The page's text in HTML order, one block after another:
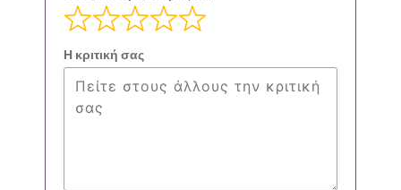
Η κριτική σας